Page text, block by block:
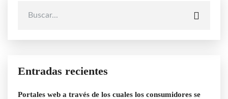
Entradas recientes
Portales web a través de los cuales los consumidores se